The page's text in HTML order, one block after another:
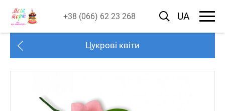
+38 (066) 62 23 268 UA
Цукрові квіти